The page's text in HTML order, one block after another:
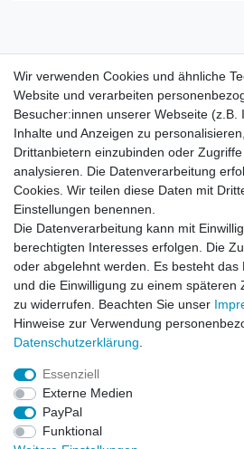
Wir verwenden Cookies und ähnliche
Website und verarbeiten
Besucher:innen unserer Webseite (z.B.
Inhalte und Anzeigen zu
Drittanbietern einzubinden oder
analysieren. Die Datenverarbeitung
Cookies. Wir teilen diese Daten mit
Einstellungen benennen.
Die Datenverarbeitung kann mit
berechtigten Interesses erfolgen. Die
oder abgelehnt werden. Es besteht das
und die Einwilligung zu einem späteren
zu widerrufen. Beachten Sie unser
Hinweise zur Verwendung
Daten­schutz­erklärung
Essenziell
Externe Medien
PayPal
Funktional
Impressum
Barrierefreiheitserklärung
Vertrag widerrufen
Wir verwenden Cookies und ähnliche
Website und verarbeiten
Besucher:innen unserer Webseite (z.B.
Inhalte und Anzeigen zu
Drittanbietern einzubinden oder
analysieren. Die Datenverarbeitung
Cookies. Wir teilen diese Daten mit
Einstellungen benennen.
Die Datenverarbeitung kann mit
berechtigten Interesses erfolgen. Die
oder abgelehnt werden. Es besteht das
und die Einwilligung zu einem späteren
zu widerrufen. Beachten Sie unser
Hinweise zur Verwendung
Daten­schutz­erklärung
Essenziell
Externe Medien
PayPal
Funktional
Impressum
Barrierefreiheitserklärung